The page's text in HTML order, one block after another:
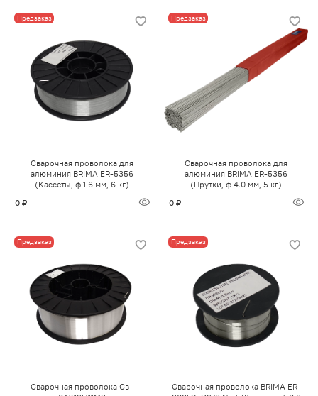
Предзаказ
Сварочная проволока для
алюминия BRIMA ER-5356
(Кассеты, ф 1.6 мм, 6 кг)
0 ₽
Предзаказ
Сварочная проволока для
алюминия BRIMA ER-5356
(Прутки, ф 4.0 мм, 5 кг)
0 ₽
Предзаказ
Сварочная проволока Св–
Предзаказ
Сварочная проволока BRIMA ER-